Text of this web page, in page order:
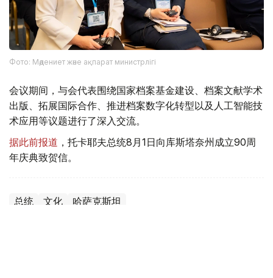
Фото: Мәдениет және ақпарат министрлігі
会议期间，与会代表围绕国家档案基金建设、档案文献学术
出版、拓展国际合作、推进档案数字化转型以及人工智能技
术应用等议题进行了深入交流。
据此前报道 ，托卡耶夫总统8月1日向库斯塔奈州成立90周
年庆典致贺信。
总统 文化 哈萨克斯坦